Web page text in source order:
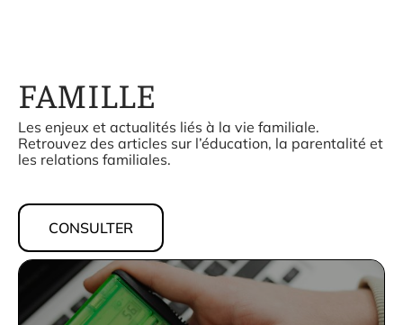
FAMILLE
Les enjeux et actualités liés à la vie familiale.
Retrouvez des articles sur l’éducation, la parentalité et
les relations familiales.
CONSULTER